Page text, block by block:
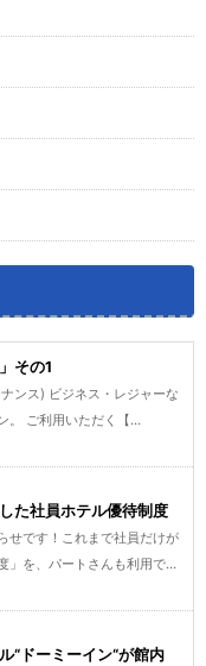
その1
ンス) ビジネス・レジャーな
。 ご利用いただく【...
た社員ホテル優待制度
せです！これまで社員だけが
」を、パートさんも利用で...
“ドーミーイン“が館内